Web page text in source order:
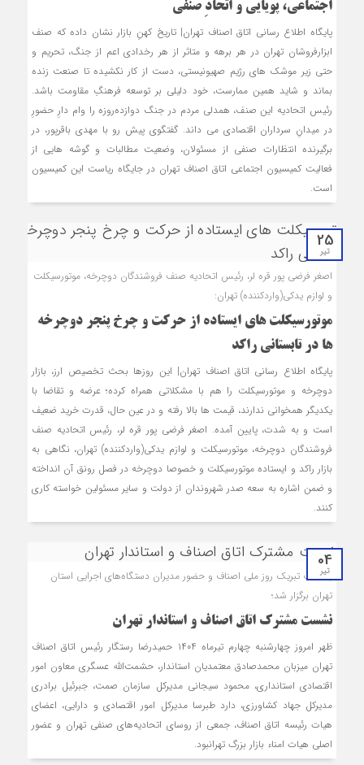
اجتماعی، پویایی و اتحادِ صنفی
پایگاه اطلاع رسانی اتاق اصناف تهران| تاریخ کهنِ بازار نشان داده که صنف
ابزارفروشان تهران در هر برهه و متاثر از هر رخدادی اعم از جنگ، تحریم و
حتی زیر موشک های رژیم صهیونیستی، دست از کار نکشیده تا صنعت زنده
بماند و شاید همین ممارست، خود دلیلی بر توسعه فرهنگِ مقاومت باشد.
رئیس اتحادیه این صنف، همدلی مردم در جنگ دوازده‌روزه را وام دارِ حضورِ
در میدانِ سرداران اقتصادی می داند. گفتگوی پیش رو با مهدی باقرپور، در
برگیرنده انتظارات صنفی از مسئولان، وضعیت مطالبات و گوشه هایی از
فعالیت کمیسیون اجتماعی اتاق اصناف تهران در جایگاه ریاست این کمیسیون
است.
25
تیر
اصغر فرضی پور قره لر، رئیس اتحادیه صنف فروشندگان دوچرخه، موتورسیکلت
و لوازم یدکی(واردکننده) تهران:
موتورسیکلت های ایستاده از حرکت و چرخ پنجر دوچرخه
ها در تابستانی راکد
پایگاه اطلاع رسانی اتاق اصناف تهران| این روزها بحث تخصیص ارز، بازار
دوچرخه و موتورسیکلت را هم با مشکلاتی همراه کرده؛ عرضه و تقاضا با
یکدیگر همخوانی ندارند، قیمت ها بالا رفته و در عین حال، قدرت خرید ضعیف
است و به شدت، پایین آمده. اصغر فرضی پور قره لر، رئیس اتحادیه صنف
فروشندگان دوچرخه، موتورسیکلت و لوازم یدکی(واردکننده) تهران، نگاهی به
بازار راکد و ایستاده موتورسیکلت و خصوصا دوچرخه در فصل رونق آن انداخته
و ضمن اشاره به سعه صدر شهروندان از دولت و سایر مسئولین خواسته کاری
کنند.
04
تیر
با هدف تبریک روز ملی اصناف و حضور مدیران دستگاه‌های اجرایی استان
تهران برگزار شد؛
نشست مشترک اتاق اصناف و استاندار تهران
ظهر امروز چهارشنبه چهارم تیرماه ۱۴۰۴ حمیدرضا رستگار رئیس اتاق اصناف
تهران میزبان محمدصادق معتمدیان استاندار، حشمت‌الله عسگری معاون امور
اقتصادی استانداری، محمود سیجانی مدیرکل سازمان صمت، جبرئیل برادری
مدیرکل جهاد کشاورزی، دارد طبرسا مدیرکل امور اقتصادی و دارایی، اعضای
هیات رئیسه اتاق اصناف، جمعی از روسای اتحادیه‌های صنفی تهران و عضور
اصلی هیات امناء بازار بزرگ تهرانبود.